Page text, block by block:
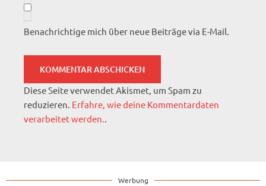
Benachrichtige mich über neue Beiträge via E-Mail.
Diese Seite verwendet Akismet, um Spam zu
reduzieren. Erfahre, wie deine Kommentardaten
verarbeitet werden..
Werbung